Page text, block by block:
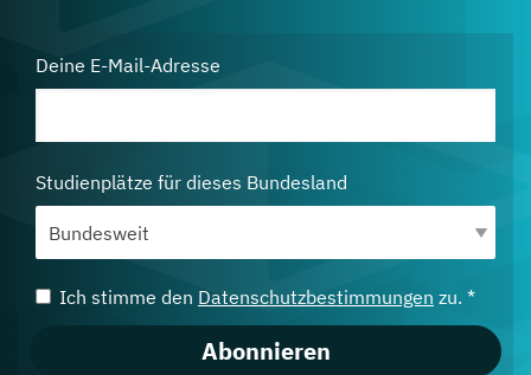
Deine E-Mail-Adresse
Studienplätze für dieses Bundesland
Ich stimme den Datenschutzbestimmungen zu. *
Abonnieren